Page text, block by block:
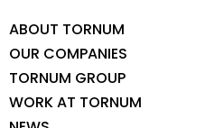
ABOUT TORNUM
OUR COMPANIES
TORNUM GROUP
WORK AT TORNUM